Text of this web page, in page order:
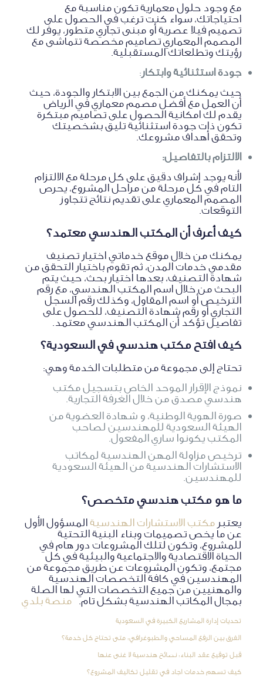
مع وجود حلول معمارية تكون مناسبة مع
احتياجاتك، سواء كنت ترغب في الحصول على
تصميم فيلا عصرية أو مبنى تجاري متطور، يوفر لك
المصمم المعماري تصاميم مخصصة تتماشى مع
رؤيتك وتطلعاتك المستقبلية.
جودة استثنائية وابتكار:
حيث يمكنك من الجمع بين الابتكار والجودة، حيث
أن العمل مع أفضل مصمم معماري في الرياض
يقدم لك امكانية الحصول على تصاميم مبتكرة
تكون ذات جودة استثنائية تليق بشخصيتك
وتحقق أهداف مشروعك.
الالتزام بالتفاصيل:
لأنه يوجد إشراف دقيق على كل مرحلة مع الالتزام
التام في كل مرحلة من مراحل المشروع، يحرص
المصمم المعماري على تقديم نتائج تتجاوز
التوقعات.
كيف أعرف أن المكتب الهندسي معتمد؟
يمكنك من خلال موقع خدماتي اختيار تصنيف
مقدمي خدمات المدن، ثم تقوم باختيار التحقق من
شهادة التصنيف، بعدها اختيار بحث، حيث يتم
البحث من خلال اسم المكتب الهندسي، مع رقم
الترخيص أو اسم المقاول، وكذلك رقم السجل
التجاري أو رقم شهادة التصنيف، للحصول على
تفاصيل تؤكد أن المكتب الهندسي معتمد.
كيف افتح مكتب هندسي في السعودية؟
تحتاج إلى مجموعة من متطلبات الخدمة وهي:
نموذج الإقرار الموحد الخاص بتسجيل مكتب
هندسي مصدق من خلال الغرفة التجارية.
صورة الهوية الوطنية، و شهادة العضوية من
الهيئة السعودية للمهندسين لصاحب
المكتب يكونوا ساري المفعول.
ترخيص مزاولة المهن الهندسية لمكاتب
الاستشارات الهندسية من الهيئة السعودية
للمهندسين.
ما هو مكتب هندسي متخصص؟
يعتبر مكتب الاستشارات الهندسيةالمسؤول الأول
عن ما يخص تصميمات وبناء البنية التحتية
للمشروع، وتكون لتلك المشروعات دور هام في
الحياة الاقتصادية والاجتماعية والبيئية في كل
مجتمع، وتكون المشروعات عن طريق مجموعة من
المهندسين في كافة التخصصات الهندسية
والمهنيين من جميع التخصصات التي لها الصلة
بمجال المكاتب الهندسية بشكل تام. منصة بلدي
تحديات إدارة المشاريع الكبيرة في السعودية
الفرق بين الرفع المساحي والطبوغرافي: متى تحتاج كل خدمة؟
قبل توقيع عقد البناء: نصائح هندسية لا غنى عنها
كيف تسهم خدمات اجاد في تقليل تكاليف المشروع؟